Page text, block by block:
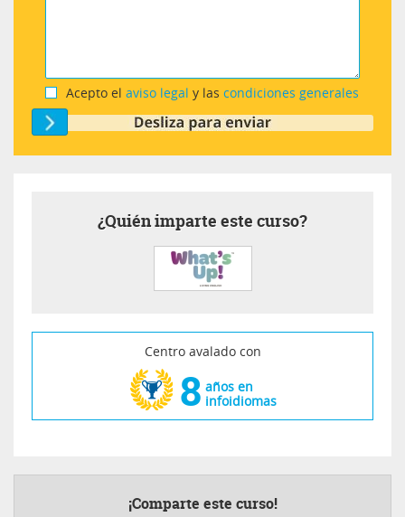
Acepto el aviso legal y las condiciones generales
¿Quién imparte este curso?
Centro avalado con
8 años en
infoidiomas
¡Comparte este curso!